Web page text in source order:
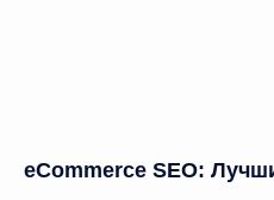
eCommerce SEO: